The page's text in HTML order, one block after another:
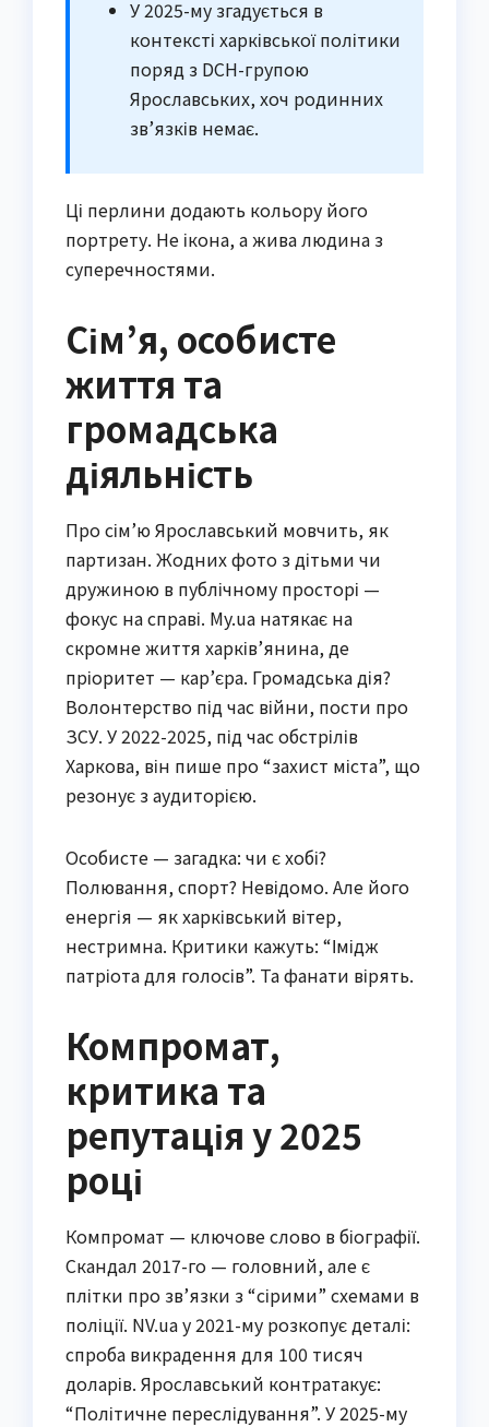
У 2025-му згадується в
контексті харківської політики
поряд з DCH-групою
Ярославських, хоч родинних
зв’язків немає.
Ці перлини додають кольору його
портрету. Не ікона, а жива людина з
суперечностями.
Сім’я, особисте
життя та
громадська
діяльність
Про сім’ю Ярославський мовчить, як
партизан. Жодних фото з дітьми чи
дружиною в публічному просторі —
фокус на справі. My.ua натякає на
скромне життя харків’янина, де
пріоритет — кар’єра. Громадська дія?
Волонтерство під час війни, пости про
ЗСУ. У 2022-2025, під час обстрілів
Харкова, він пише про “захист міста”, що
резонує з аудиторією.
Особисте — загадка: чи є хобі?
Полювання, спорт? Невідомо. Але його
енергія — як харківський вітер,
нестримна. Критики кажуть: “Імідж
патріота для голосів”. Та фанати вірять.
Компромат,
критика та
репутація у 2025
році
Компромат — ключове слово в біографії.
Скандал 2017-го — головний, але є
плітки про зв’язки з “сірими” схемами в
поліції. NV.ua у 2021-му розкопує деталі:
спроба викрадення для 100 тисяч
доларів. Ярославський контратакує:
“Політичне переслідування”. У 2025-му